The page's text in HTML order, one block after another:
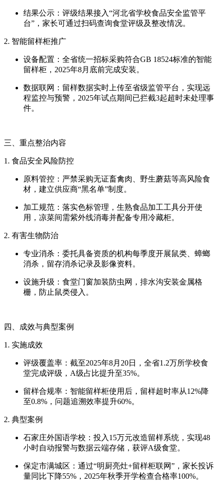
结果公示：评级结果接入“河北省学校食品安全监管平
台”，家长可通过扫码查询食堂评级及整改情况。
2. 智能留样柜推广
设备配置：全省统一招标采购符合GB 18524标准的智能
留样柜，2025年8月底前完成安装。
数据联网：留样数据实时上传至省级监管平台，实现远
程监控与预警，2025年试点期间已拦截3起超时未处理事
件。
三、重点整治内容
1. 食品安全风险防控
原料管控：严禁采购无证畜禽肉、野生蘑菇等高风险食
材，建立供应商“黑名单”制度。
加工规范：落实色标管理，生熟食品加工工具分开使
用，凉菜间需紫外线消毒并配备专用冷藏柜。
2. 有害生物防治
专业消杀：委托具备资质的机构每季度开展鼠类、蟑螂
消杀，留存消杀记录及影像资料。
设施升级：食堂门窗加装防虫网，排水沟安装金属格
栅，防止鼠类侵入。
四、成效与典型案例
1. 实施成效
评级覆盖率：截至2025年8月20日，全省1.2万所学校食
堂完成评级，A级占比提升至35%。
留样合规率：智能留样柜使用后，留样超时率从12%降
至0.8%，问题追溯效率提升60%。
2. 典型案例
石家庄外国语学校：投入15万元改造留样系统，实现48
小时自动报警与数据云端存储，获评A级食堂。
保定市满城区：通过“明厨亮灶+留样柜联网”，家长投诉
量同比下降55%，2025年秋季开学检查合格率100%。